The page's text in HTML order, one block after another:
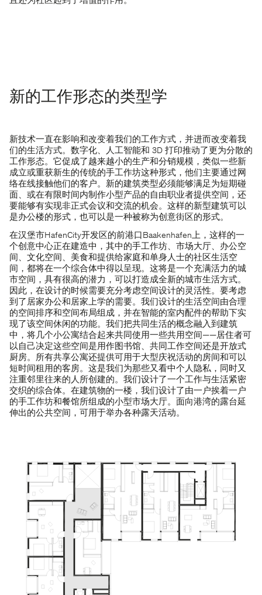
新的工作形态的类型学
新技术一直在影响和改变着我们的工作方式，并进而改变着我
们的生活方式。数字化、人工智能和 3D 打印推动了更为分散的
工作形态。它促成了越来越小的生产和分销规模，类似一些新
成立或重获新生的传统的手工作坊这种形式，他们主要通过网
络在线接触他们的客户。新的建筑类型必须能够满足为短期碰
面、或在有限时间内制作小型产品的自由职业者提供空间，还
要能够有实现非正式会议和交流的机会。这样的新型建筑可以
是办公楼的形式，也可以是一种被称为创意街区的形式。
在汉堡市HafenCity开发区的前港口Baakenhafen上，这样的一
个创意中心正在建造中，其中的手工作坊、市场大厅、办公空
间、文化空间、美食和提供给家庭和单身人士的社区生活空
间，都将在一个综合体中得以呈现。这将是一个充满活力的城
市空间，具有很高的潜力，可以打造成全新的城市生活方式。
因此，在设计的时候需要充分考虑空间设计的灵活性。要考虑
到了居家办公和居家上学的需要。我们设计的生活空间由合理
的空间排序和空间布局组成，并在智能的室内配件的帮助下实
现了该空间休闲的功能。我们把共同生活的概念融入到建筑
中，将几个小公寓结合起来共同使用一些共用空间——居住者可
以自己决定这些空间是用作图书馆、共同工作空间还是开放式
厨房。所有共享公寓还提供可用于大型庆祝活动的房间和可以
短时间租用的客房。这是我们为那些又看中个人隐私，同时又
注重邻里往来的人所创建的。我们设计了一个工作与生活紧密
交织的综合体。在建筑物的一楼，我们设计了由一户挨着一户
的手工作坊和餐馆所组成的小型市场大厅。面向港湾的露台延
伸出的公共空间，可用于举办各种露天活动。